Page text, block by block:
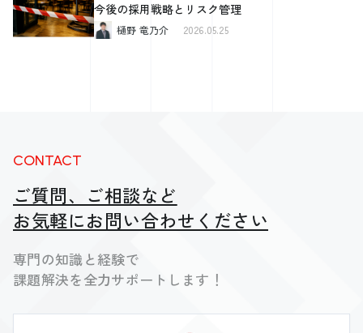
今後の採用戦略とリスク管理
樋野 竜乃介 2026.05.25
CONTACT
ご質問、ご相談など
お気軽にお問い合わせください
専門の知識と経験で
課題解決を全力サポートします！